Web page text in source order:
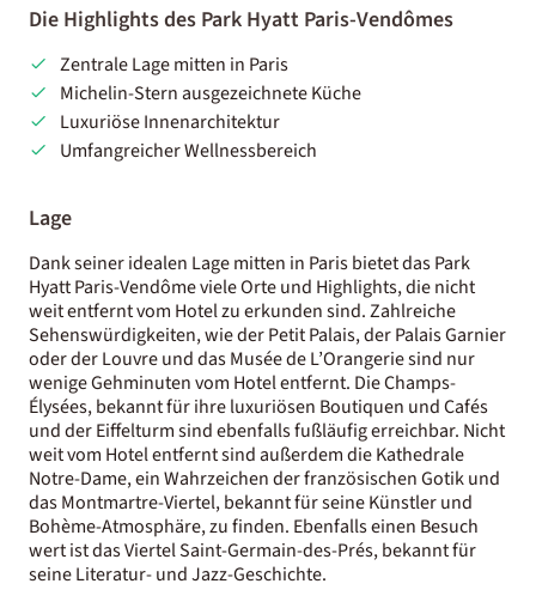
Die Highlights des Park Hyatt Paris-Vendômes
Zentrale Lage mitten in Paris
Michelin-Stern ausgezeichnete Küche
Luxuriöse Innenarchitektur
Umfangreicher Wellnessbereich
Lage
Dank seiner idealen Lage mitten in Paris bietet das Park
Hyatt Paris-Vendôme viele Orte und Highlights, die nicht
weit entfernt vom Hotel zu erkunden sind. Zahlreiche
Sehenswürdigkeiten, wie der Petit Palais, der Palais Garnier
oder der Louvre und das Musée de L’Orangerie sind nur
wenige Gehminuten vom Hotel entfernt. Die Champs-
Élysées, bekannt für ihre luxuriösen Boutiquen und Cafés
und der Eiffelturm sind ebenfalls fußläufig erreichbar. Nicht
weit vom Hotel entfernt sind außerdem die Kathedrale
Notre-Dame, ein Wahrzeichen der französischen Gotik und
das Montmartre-Viertel, bekannt für seine Künstler und
Bohème-Atmosphäre, zu finden. Ebenfalls einen Besuch
wert ist das Viertel Saint-Germain-des-Prés, bekannt für
seine Literatur- und Jazz-Geschichte.